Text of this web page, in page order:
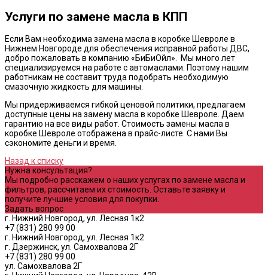
Услуги по замене масла в КПП
Если Вам необходима замена масла в коробке Шевроле в
Нижнем Новгороде для обеспечения исправной работы ДВС,
добро пожаловать в компанию «БиБиОйл». Мы много лет
специализируемся на работе с автомаслами. Поэтому нашим
работникам не составит труда подобрать необходимую
смазочную жидкость для машины.
Мы придерживаемся гибкой ценовой политики, предлагаем
доступные цены на замену масла в коробке Шевроле. Даем
гарантию на все виды работ. Стоимость замены масла в
коробке Шевроле отображена в прайс-листе. С нами Вы
сэкономите деньги и время.
Назад к списку
Нужна консультация?
Мы подробно расскажем о наших услугах по замене масла и
фильтров, рассчитаем их стоимость. Оставьте заявку и
получите лучшие условия для покупки.
Задать вопрос
г. Нижний Новгород, ул. Лесная 1к2
+7 (831) 280 99 00
г. Нижний Новгород, ул. Лесная 1к2
г. Дзержинск, ул. Самохвалова 2Г
+7 (831) 280 99 00
ул. Самохвалова 2Г